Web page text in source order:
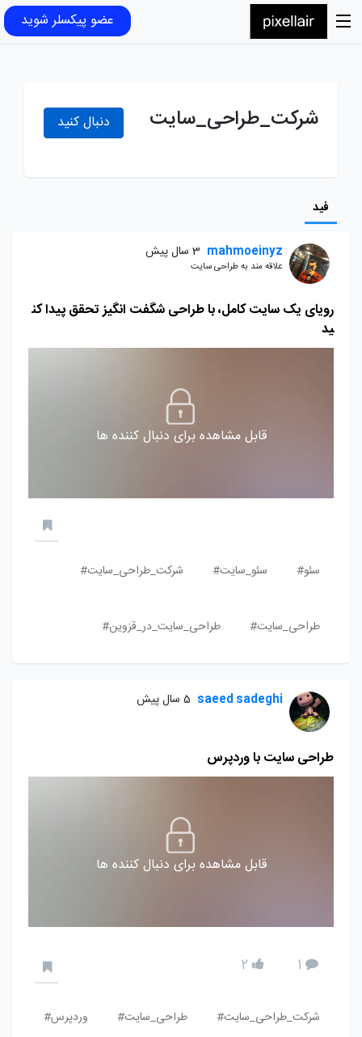
عضو پیکسلر شوید
شرکت_طراحی_سایت دنبال کنید
فید
mahmoeinyz 3 سال پیش
علاقه مند به طراحی سایت
رویای یک سایت کامل، با طراحی شگفت انگیز تحقق پیدا کن
ید
قابل مشاهده برای دنبال کننده ها
سئو# سئو_سایت# شرکت_طراحی_سایت#
طراحی_سایت# طراحی_سایت_در_قزوین#
saeed sadeghi 5 سال پیش
طراحی سایت با وردپرس
قابل مشاهده برای دنبال کننده ها
1
2
شرکت_طراحی_سایت# طراحی_سایت# وردپرس#